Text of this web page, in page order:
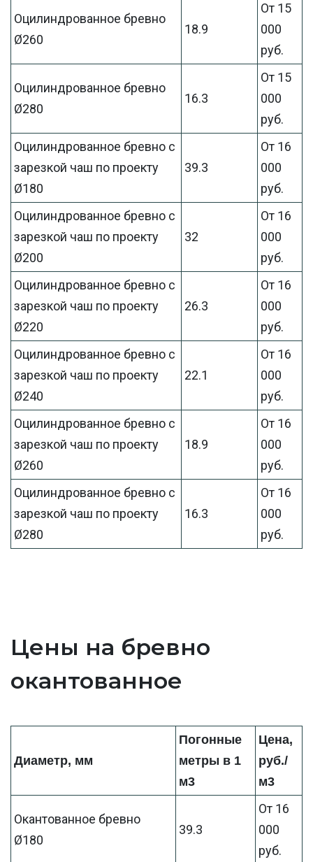
Оцилиндрованное бревно
Ø260
18.9
От 15
000
руб.
Оцилиндрованное бревно
Ø280
16.3
От 15
000
руб.
Оцилиндрованное бревно с
зарезкой чаш по проекту
Ø180
39.3
От 16
000
руб.
Оцилиндрованное бревно с
зарезкой чаш по проекту
Ø200
32
От 16
000
руб.
Оцилиндрованное бревно с
зарезкой чаш по проекту
Ø220
26.3
От 16
000
руб.
Оцилиндрованное бревно с
зарезкой чаш по проекту
Ø240
22.1
От 16
000
руб.
Оцилиндрованное бревно с
зарезкой чаш по проекту
Ø260
18.9
От 16
000
руб.
Оцилиндрованное бревно с
зарезкой чаш по проекту
Ø280
16.3
От 16
000
руб.
Цены на бревно
окантованное
Диаметр, мм
Погонные
метры в 1
м3
Цена,
руб./
м3
Окантованное бревно
Ø180
39.3
От 16
000
руб.